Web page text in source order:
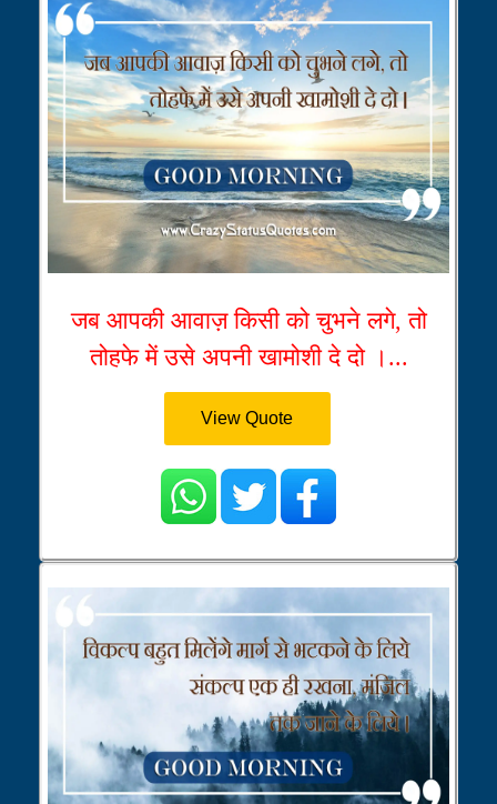
जब आपकी आवाज़ किसी को चुभने लगे, तो
तोहफे में उसे अपनी खामोशी दे दो ।...
View Quote